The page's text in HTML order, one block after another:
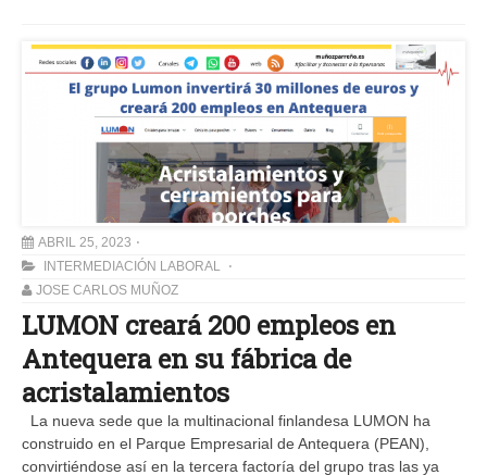
ABRIL 25, 2023
INTERMEDIACIÓN LABORAL
JOSE CARLOS MUÑOZ
LUMON creará 200 empleos en
Antequera en su fábrica de
acristalamientos
La nueva sede que la multinacional finlandesa LUMON ha
construido en el Parque Empresarial de Antequera (PEAN),
convirtiéndose así en la tercera factoría del grupo tras las ya